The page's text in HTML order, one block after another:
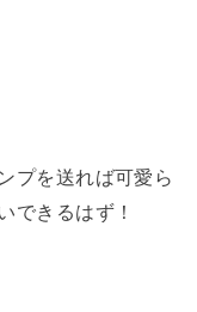
プを送れば可愛ら
できるはず！